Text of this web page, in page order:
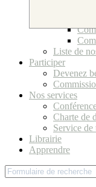
Liste de
Participer
Devenez
Nos services
Charte de
Service de
Librairie
Apprendre